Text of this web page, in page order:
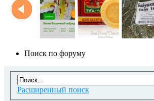
Поиск по форуму
Расширенный поиск